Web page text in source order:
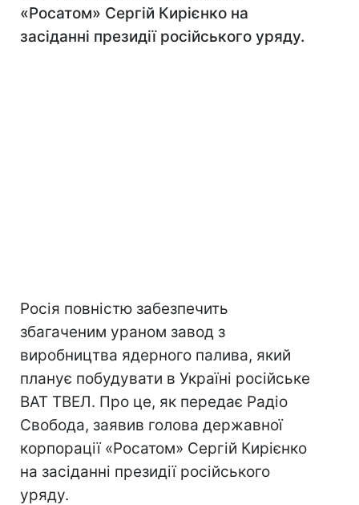
«Росатом» Сергій Кирієнко на
засіданні президії російського уряду.
Росія повністю забезпечить
збагаченим ураном завод з
виробництва ядерного палива, який
планує побудувати в Україні російське
ВАТ ТВЕЛ. Про це, як передає Радіо
Свобода, заявив голова державної
корпорації «Росатом» Сергій Кирієнко
на засіданні президії російського
уряду.